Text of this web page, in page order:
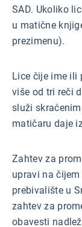
SAD. Ukoliko
u matične
prezimenu).
Lice čije ime ili
više od tri reči
služi
matičaru daje
Zahtev za
upravi na
prebivalište u
zahtev za
obavesti